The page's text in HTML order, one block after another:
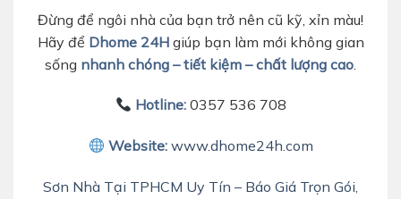
Đừng để ngôi nhà của bạn trở nên cũ kỹ, xỉn màu!
Hãy để Dhome 24Hgiúp bạn làm mới không gian
sống nhanh chóng – tiết kiệm – chất lượng cao
Hotline:0357 536 708
Website: www.dhome24h.com
Sơn Nhà Tại TPHCM Uy Tín – Báo Giá Trọn Gói,